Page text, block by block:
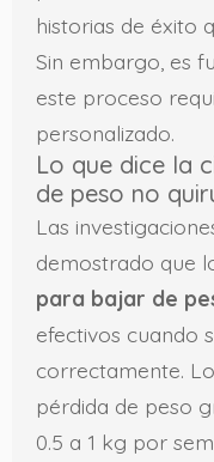
historias de éxito
Sin embargo, es
este proceso
personalizado.
Lo que dice la
de peso no
Las
demostrado que
para bajar de
efectivos cuando
correctamente.
pérdida de peso
0.5 a 1 kg por